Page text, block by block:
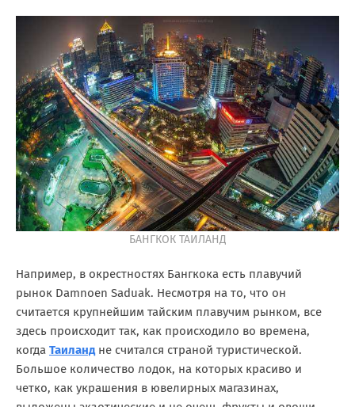
БАНГКОК ТАИЛАНД
Например, в окрестностях Бангкока есть плавучий
рынок Damnoen Saduak. Несмотря на то, что он
считается крупнейшим тайским плавучим рынком, все
здесь происходит так, как происходило во времена,
когда Таиландне считался страной туристической.
Большое количество лодок, на которых красиво и
четко, как украшения в ювелирных магазинах,